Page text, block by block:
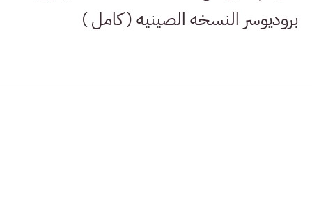
بروديوسر النسخه الصينيه ( كامل )